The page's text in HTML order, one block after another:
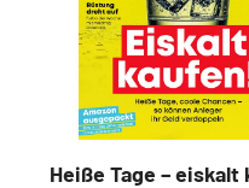
Heiße Tage –